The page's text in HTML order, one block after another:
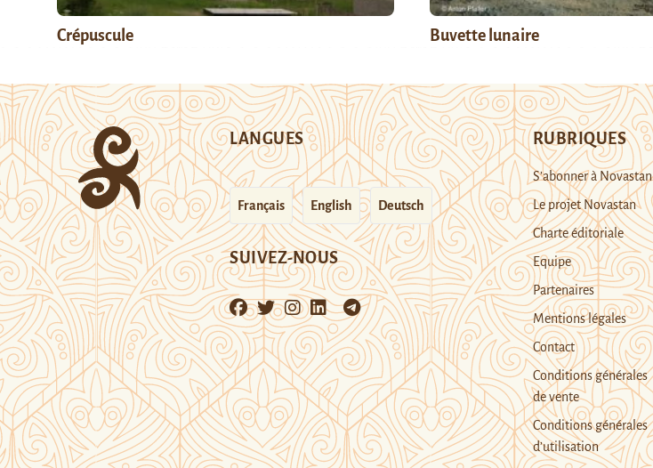
Crépuscule Buvette lunaire
LANGUES
Français English Deutsch
SUIVEZ-NOUS
RUBRIQUES
S’abonner à Novastan
Le projet Novastan
Charte éditoriale
Equipe
Partenaires
Mentions légales
Contact
Conditions générales
de vente
Conditions générales
d’utilisation